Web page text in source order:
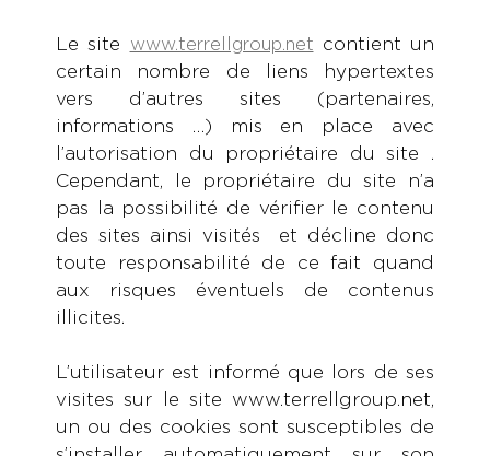
Le site www.terrellgroup.net contient un
certain nombre de liens hypertextes
vers d’autres sites (partenaires,
informations …) mis en place avec
l’autorisation du propriétaire du site .
Cependant, le propriétaire du site n’a
pas la possibilité de vérifier le contenu
des sites ainsi visités et décline donc
toute responsabilité de ce fait quand
aux risques éventuels de contenus
illicites.
L’utilisateur est informé que lors de ses
visites sur le site www.terrellgroup.net,
un ou des cookies sont susceptibles de